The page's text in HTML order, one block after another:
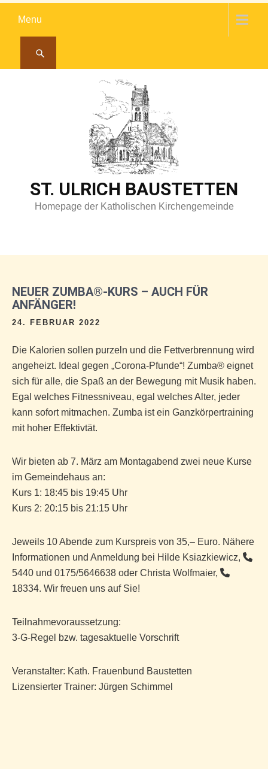
Menu
ST. ULRICH BAUSTETTEN
Homepage der Katholischen Kirchengemeinde
NEUER ZUMBA®-KURS – AUCH FÜR
ANFÄNGER!
24. FEBRUAR 2022
Die Kalorien sollen purzeln und die Fettverbrennung wird
angeheizt. Ideal gegen „Corona-Pfunde“! Zumba® eignet
sich für alle, die Spaß an der Bewegung mit Musik haben.
Egal welches Fitnessniveau, egal welches Alter, jeder
kann sofort mitmachen. Zumba ist ein Ganzkörpertraining
mit hoher Effektivtät.
Wir bieten ab 7. März am Montagabend zwei neue Kurse
im Gemeindehaus an:
Kurs 1: 18:45 bis 19:45 Uhr
Kurs 2: 20:15 bis 21:15 Uhr
Jeweils 10 Abende zum Kurspreis von 35,– Euro. Nähere
Informationen und Anmeldung bei Hilde Ksiazkiewicz,
5440 und 0175/5646638 oder Christa Wolfmaier,
18334. Wir freuen uns auf Sie!
Teilnahmevoraussetzung:
3-G-Regel bzw. tagesaktuelle Vorschrift
Veranstalter: Kath. Frauenbund Baustetten
Lizensierter Trainer: Jürgen Schimmel